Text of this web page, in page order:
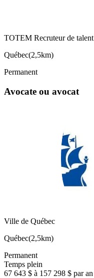
TOTEM Recruteur de talent
Québec(2,5km)
Permanent
Avocate ou avocat
Ville de Québec
Québec(2,5km)
Permanent
Temps plein
67 643 $ à 157 298 $ par an